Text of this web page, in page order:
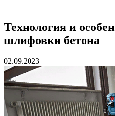
Технология и
шлифовки бетона
02.09.2023